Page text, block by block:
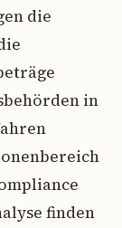
die
in
finden